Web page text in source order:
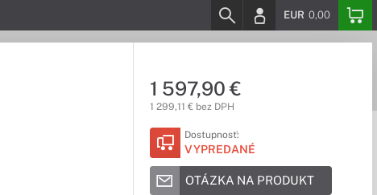
EUR 0,00
1 597,90 €
1 299,11 € bez DPH
Dostupnosť:
VYPREDANÉ
OTÁZKA NA PRODUKT